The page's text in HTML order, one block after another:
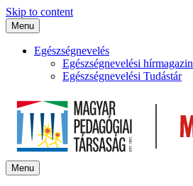
Skip to content
Menu
Egészségnevelés
Egészségnevelési hírmagazin
Egészségnevelési Tudástár
Menu